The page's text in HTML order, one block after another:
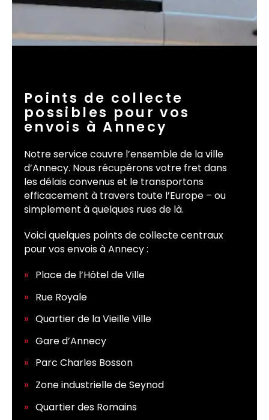
Points de collecte
possibles pour vos
envois à Annecy
Notre service couvre l’ensemble de la ville
d’Annecy. Nous récupérons votre fret dans
les délais convenus et le transportons
efficacement à travers toute l’Europe – ou
simplement à quelques rues de là.
Voici quelques points de collecte centraux
pour vos envois à Annecy :
Place de l’Hôtel de Ville
Rue Royale
Quartier de la Vieille Ville
Gare d’Annecy
Parc Charles Bosson
Zone industrielle de Seynod
Quartier des Romains